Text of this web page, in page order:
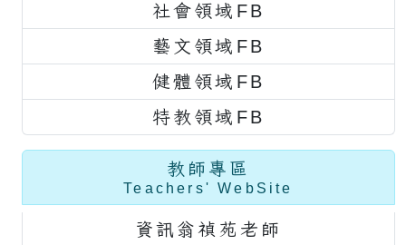
社會領域FB
藝文領域FB
健體領域FB
特教領域FB
教師專區
Teachers' WebSite
資訊翁禎苑老師